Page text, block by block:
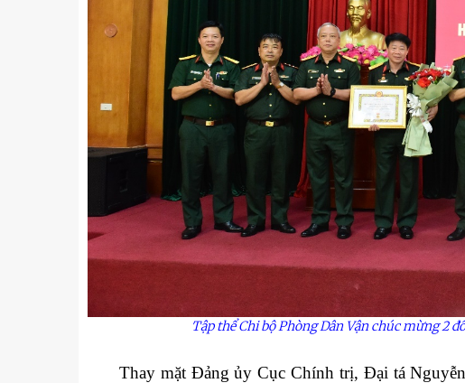
Tập thể Chi bộ Phòng Dân Vận chúc mừng 2
Thay mặt Đảng ủy Cục Chính trị, Đại tá Nguyễn